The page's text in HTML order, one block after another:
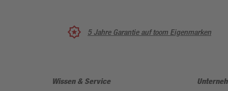
5 Jahre Garantie auf toom Eigenmarken
Wissen & Service